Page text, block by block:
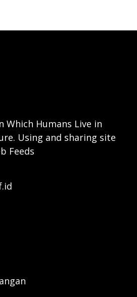
Which Humans Live in
Using and sharing site
Feeds